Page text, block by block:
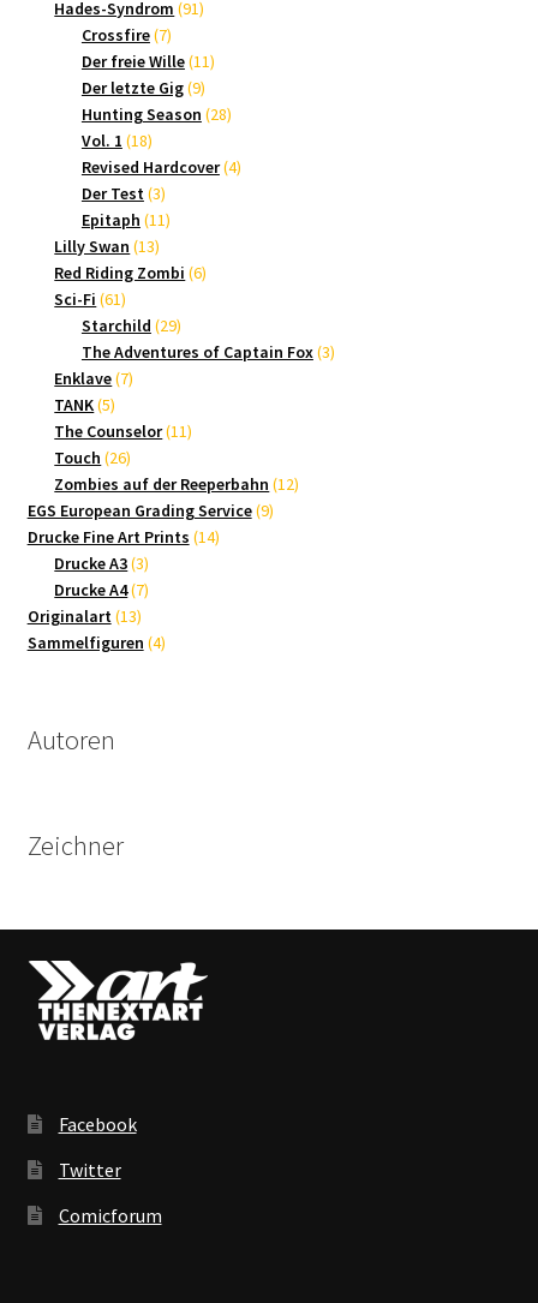
Produkte
Hades-Syndrom 9191
Crossfire 77
Produkte
Der freie Wille 1111
Der letzte Gig 99
Produkte
Hunting Season 2828
Vol. 1 1818
Produkte
Revised Hardcover 44
Der Test 33
Produkte
Epitaph 1111
Lilly Swan 1313
Produkte
Red Riding Zombi 66
Sci-Fi 6161
Produkte
Starchild 2929
Produkte
The Adventures of Captain Fox 33
Enklave 77
TANK 55
Produkte
The Counselor 1111
Touch 2626
Produkte
Zombies auf der Reeperbahn 1212
EGS European Grading Service 99
Drucke Fine Art Prints 1414
Drucke A3 33
Produkte
Drucke A4 77
Originalart 1313
Produkte
Sammelfiguren 44
Autoren
Zeichner
Facebook
Twitter
Comicforum